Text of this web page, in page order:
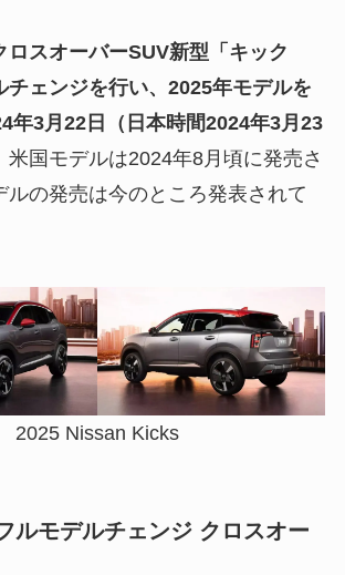
ロスオーバーSUV新型「キック
チェンジを行い、2025年モデルを
年3月22日（日本時間2024年3月23
米国モデルは2024年8月頃に発売さ
ルの発売は今のところ発表されて
2025 Nissan Kicks
ルモデルチェンジ クロスオー